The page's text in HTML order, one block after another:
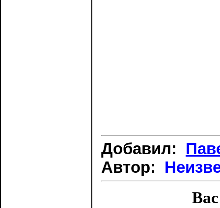
Добавил:
Автор: